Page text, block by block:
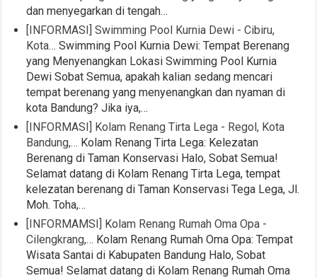
dan menyegarkan di tengah…
[INFORMASI] Swimming Pool Kurnia Dewi - Cibiru,
Kota… Swimming Pool Kurnia Dewi: Tempat Berenang
yang Menyenangkan Lokasi Swimming Pool Kurnia
Dewi Sobat Semua, apakah kalian sedang mencari
tempat berenang yang menyenangkan dan nyaman di
kota Bandung? Jika iya,…
[INFORMASI] Kolam Renang Tirta Lega - Regol, Kota
Bandung,… Kolam Renang Tirta Lega: Kelezatan
Berenang di Taman Konservasi Halo, Sobat Semua!
Selamat datang di Kolam Renang Tirta Lega, tempat
kelezatan berenang di Taman Konservasi Tega Lega, Jl.
Moh. Toha,…
[INFORMAMSI] Kolam Renang Rumah Oma Opa -
Cilengkrang,… Kolam Renang Rumah Oma Opa: Tempat
Wisata Santai di Kabupaten Bandung Halo, Sobat
Semua! Selamat datang di Kolam Renang Rumah Oma